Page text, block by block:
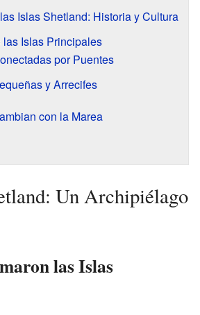
Islas Shetland: Historia y Cultura
las Islas Principales
por Puentes
y Arrecifes
con la Marea
Un Archipiélago
las Islas